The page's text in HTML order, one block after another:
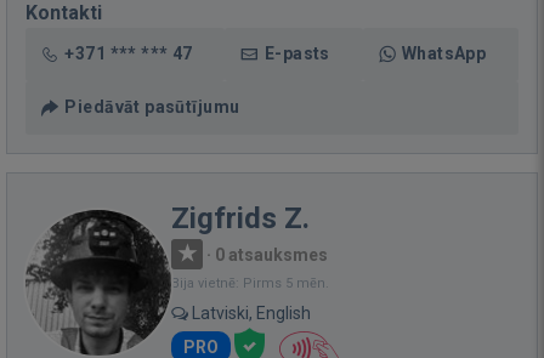
Kontakti
+371 *** *** 47 E-pasts WhatsApp
Piedāvāt pasūtījumu
Zigfrids Z.
· 0 atsauksmes
Bija vietnē: Pirms 5 mēn.
Latviski, English
PRO